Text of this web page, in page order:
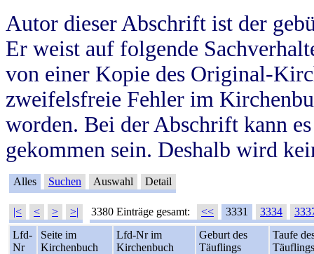
Autor dieser Abschrift ist der
Er weist auf folgende
von einer Kopie des Original-
zweifelsfreie Fehler im
worden. Bei der Abschrift kann
gekommen sein. Deshalb wird
Alles Suchen Auswahl Detail
|< < > >| 3380 Einträge gesamt: << 3331 3334
Lfd-
Nr
Seite im
Kirchenbuch
Lfd-Nr im
Kirchenbuch
Geburt des
Täuflings
Taufe
Täuflings